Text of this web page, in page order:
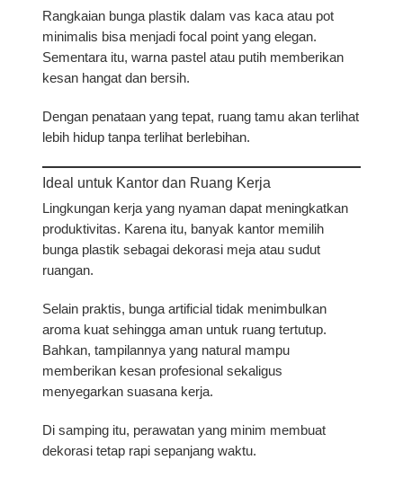
Rangkaian bunga plastik dalam vas kaca atau pot
minimalis bisa menjadi focal point yang elegan.
Sementara itu, warna pastel atau putih memberikan
kesan hangat dan bersih.
Dengan penataan yang tepat, ruang tamu akan terlihat
lebih hidup tanpa terlihat berlebihan.
Ideal untuk Kantor dan Ruang Kerja
Lingkungan kerja yang nyaman dapat meningkatkan
produktivitas. Karena itu, banyak kantor memilih
bunga plastik sebagai dekorasi meja atau sudut
ruangan.
Selain praktis, bunga artificial tidak menimbulkan
aroma kuat sehingga aman untuk ruang tertutup.
Bahkan, tampilannya yang natural mampu
memberikan kesan profesional sekaligus
menyegarkan suasana kerja.
Di samping itu, perawatan yang minim membuat
dekorasi tetap rapi sepanjang waktu.